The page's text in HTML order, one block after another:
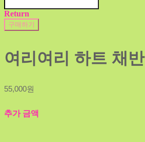
Return
구매하기
여리여리 하트 채반
55,000원
추가 금액